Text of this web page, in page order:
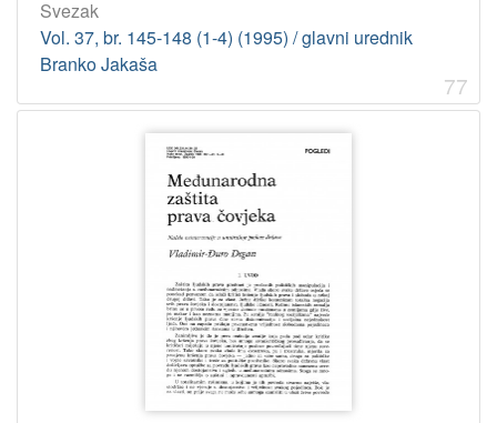
Svezak
Vol. 37, br. 145-148 (1-4) (1995) / glavni urednik
Branko Jakaša
77